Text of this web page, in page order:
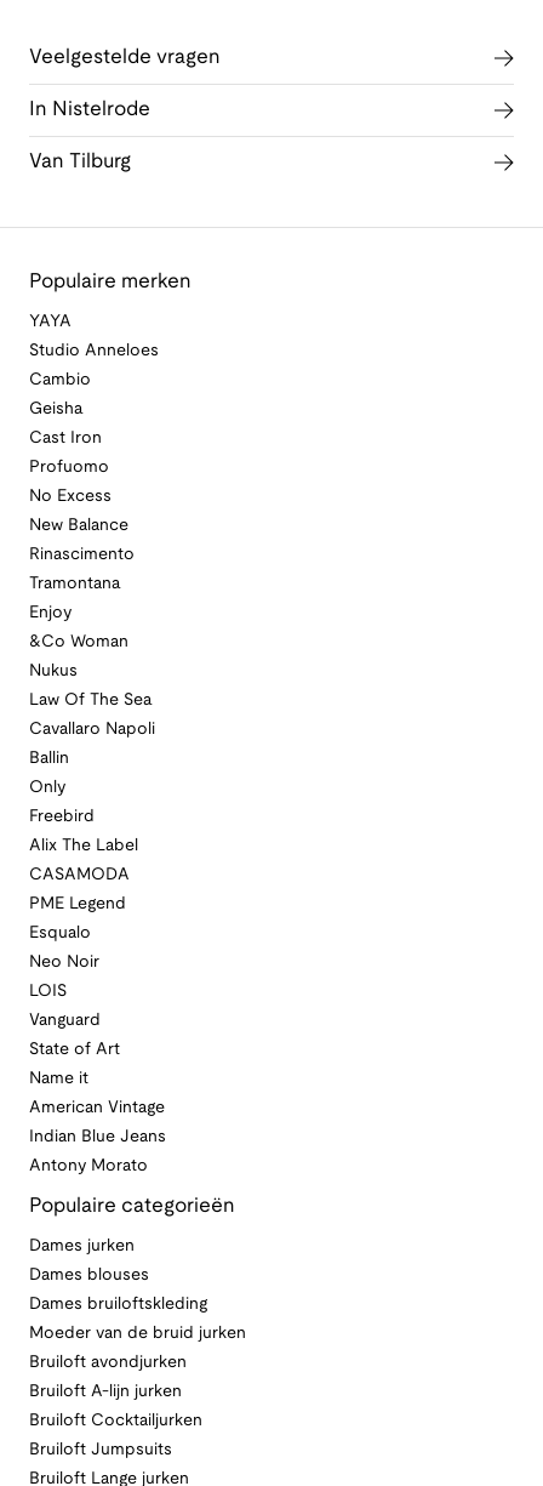
Veelgestelde vragen
In Nistelrode
Van Tilburg
Populaire merken
YAYA
Studio Anneloes
Cambio
Geisha
Cast Iron
Profuomo
No Excess
New Balance
Rinascimento
Tramontana
Enjoy
&Co Woman
Nukus
Law Of The Sea
Cavallaro Napoli
Ballin
Only
Freebird
Alix The Label
CASAMODA
PME Legend
Esqualo
Neo Noir
LOIS
Vanguard
State of Art
Name it
American Vintage
Indian Blue Jeans
Antony Morato
Populaire categorieën
Dames jurken
Dames blouses
Dames bruiloftskleding
Moeder van de bruid jurken
Bruiloft avondjurken
Bruiloft A-lijn jurken
Bruiloft Cocktailjurken
Bruiloft Jumpsuits
Bruiloft Lange jurken